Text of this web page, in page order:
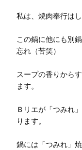
私は、焼肉奉行は
この鍋に他にも別
忘れ（苦笑）
スープの香りから
ます。
Ｂリエが「つみれ
ります。
鍋には「つみれ」